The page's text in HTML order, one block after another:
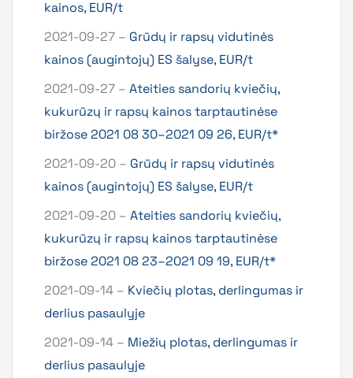
kainos, EUR/t
2021-09-27 – Grūdų ir rapsų vidutinės
kainos (augintojų) ES šalyse, EUR/t
2021-09-27 – Ateities sandorių kviečių,
kukurūzų ir rapsų kainos tarptautinėse
biržose 2021 08 30–2021 09 26, EUR/t*
2021-09-20 – Grūdų ir rapsų vidutinės
kainos (augintojų) ES šalyse, EUR/t
2021-09-20 – Ateities sandorių kviečių,
kukurūzų ir rapsų kainos tarptautinėse
biržose 2021 08 23–2021 09 19, EUR/t*
2021-09-14 – Kviečių plotas, derlingumas ir
derlius pasaulyje
2021-09-14 – Miežių plotas, derlingumas ir
derlius pasaulyje